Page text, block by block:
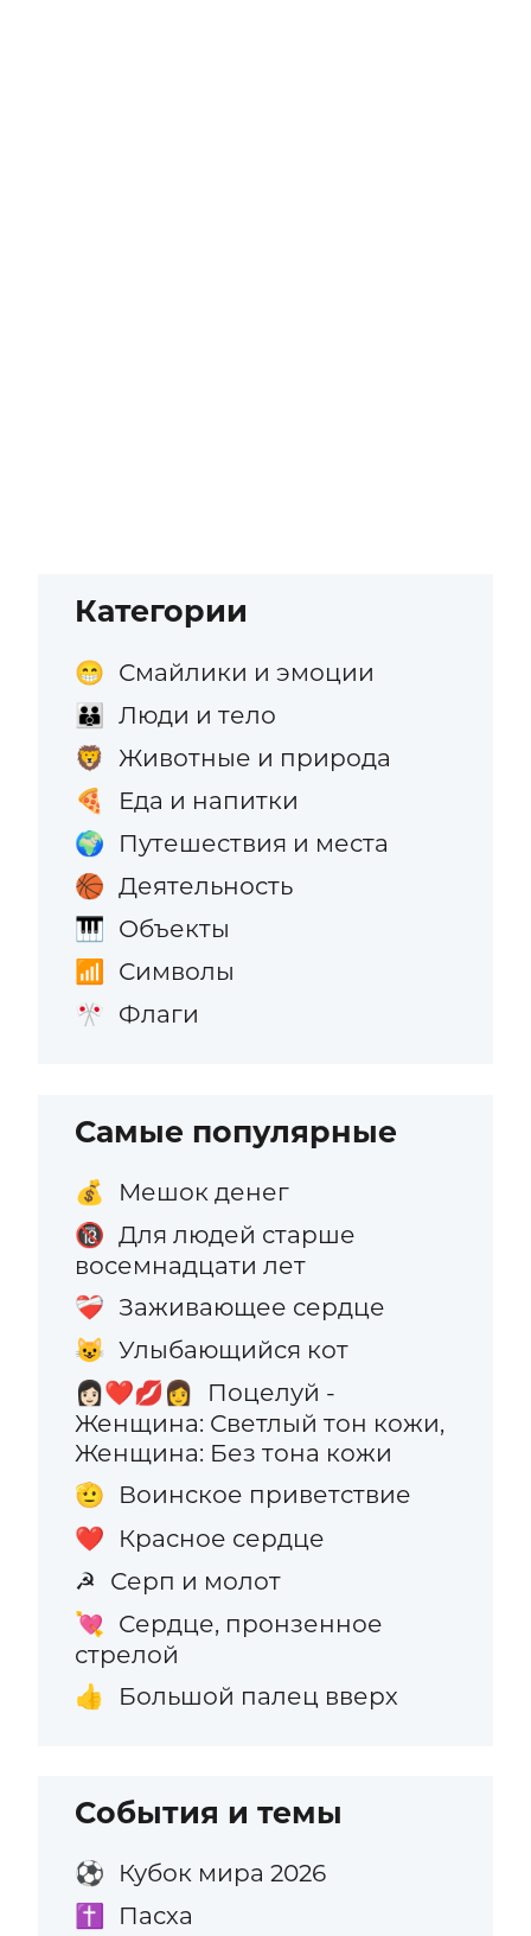
Категории
😁 Смайлики и эмоции
👪 Люди и тело
🦁 Животные и природа
🍕 Еда и напитки
🌍 Путешествия и места
🏀 Деятельность
🎹 Объекты
📶 Символы
🎌 Флаги
Самые популярные
💰 Мешок денег
🔞 Для людей старше
восемнадцати лет
❤️‍🩹 Заживающее сердце
😺 Улыбающийся кот
👩🏻‍❤️‍💋‍👩
Поцелуй -
Женщина: Светлый тон кожи,
Женщина: Без тона кожи
🫡 Воинское приветствие
❤️ Красное сердце
☭ Серп и молот
💘
Сердце, пронзенное
стрелой
👍 Большой палец вверх
События и темы
⚽ Кубок мира 2026
✝️ Пасха